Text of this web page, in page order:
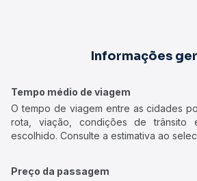
Informações
Tempo médio de viagem
O tempo de viagem entre as cidades
rota, viação, condições de
escolhido. Consulte a estimativa ao
Preço da passagem